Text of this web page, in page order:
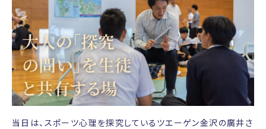
当日は、スポーツ心理を探究しているツエーゲン金沢の廣井さ